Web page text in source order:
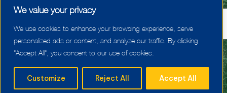
We value your privacy
We use cookies to enhance your browsing experience, serve
personalized ads or content, and analyze our traffic. By clicking
"Accept All", you consent to our use of cookies.
Customize Reject All Accept All
facebook
linkedin